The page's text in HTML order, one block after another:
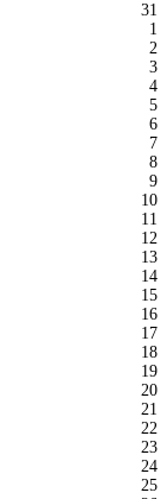
31
1
2
3
4
5
6
7
8
9
10
11
12
13
14
15
16
17
18
19
20
21
22
23
24
25